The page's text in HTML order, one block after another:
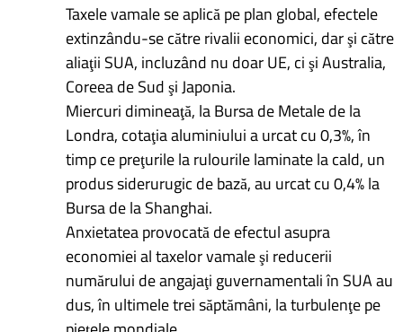
Taxele vamale se aplică pe plan global, efectele
extinzându-se către rivalii economici, dar şi către
aliaţii SUA, incluzând nu doar UE, ci şi Australia,
Coreea de Sud şi Japonia.
Miercuri dimineaţă, la Bursa de Metale de la
Londra, cotaţia aluminiului a urcat cu 0,3%, în
timp ce preţurile la rulourile laminate la cald, un
produs siderurugic de bază, au urcat cu 0,4% la
Bursa de la Shanghai.
Anxietatea provocată de efectul asupra
economiei al taxelor vamale şi reducerii
numărului de angajaţi guvernamentali în SUA au
dus, în ultimele trei săptămâni, la turbulenţe pe